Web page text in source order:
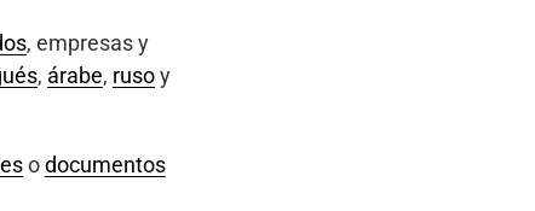
, empresas y
, árabe, rusoy
odocumentos